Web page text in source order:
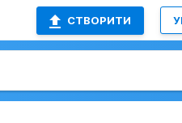
СТВОРИТИ